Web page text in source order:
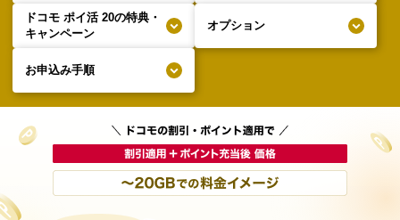
ドコモ ポイ活 20の特典・
キャンペーン
オプション
お申込み手順